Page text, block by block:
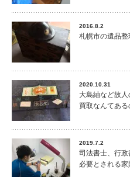
2016.8.2
札幌市の遺品
2020.10.31
大島紬など故
買取なんてある
2019.7.2
司法書士、行
必要とされる家